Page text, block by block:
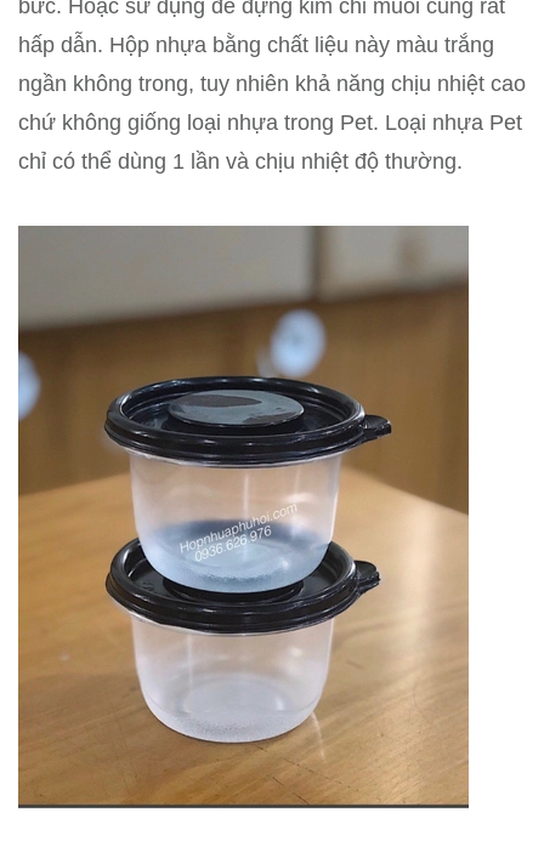
bức. Hoặc sử dụng để đựng kim chi muối cũng rất
hấp dẫn. Hộp nhựa bằng chất liệu này màu trắng
ngần không trong, tuy nhiên khả năng chịu nhiệt cao
chứ không giống loại nhựa trong Pet. Loại nhựa Pet
chỉ có thể dùng 1 lần và chịu nhiệt độ thường.